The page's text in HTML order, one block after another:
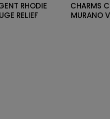
RHODIE
RELIEF
CHARMS
MURANO